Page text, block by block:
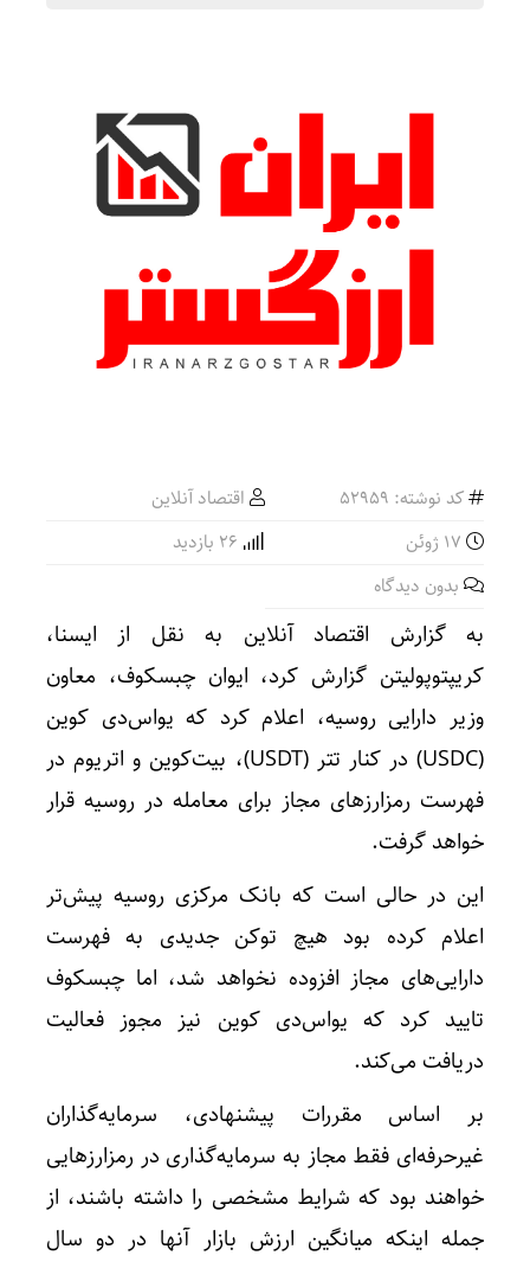
کد نوشته: 52959
اقتصاد آنلاین
بدون دیدگاه
به گزارش اقتصاد آنلاین به نقل از ایسنا،
کریپتوپولیتن گزارش کرد، ایوان چبسکوف، معاون
وزیر دارایی روسیه، اعلام کرد که یواس‌دی کوین
(USDC) در کنار تتر (USDT)، بیت‌کوین و اتریوم در
فهرست رمزارزهای مجاز برای معامله در روسیه قرار
خواهد گرفت.
این در حالی است که بانک مرکزی روسیه پیش‌تر
اعلام کرده بود هیچ توکن جدیدی به فهرست
دارایی‌های مجاز افزوده نخواهد شد، اما چبسکوف
تایید کرد که یواس‌دی‌ کوین نیز مجوز فعالیت
دریافت می‌کند.
بر اساس مقررات پیشنهادی، سرمایه‌گذاران
غیرحرفه‌ای فقط مجاز به سرمایه‌گذاری در رمزارزهایی
خواهند بود که شرایط مشخصی را داشته باشند، از
جمله اینکه میانگین ارزش بازار آنها در دو سال